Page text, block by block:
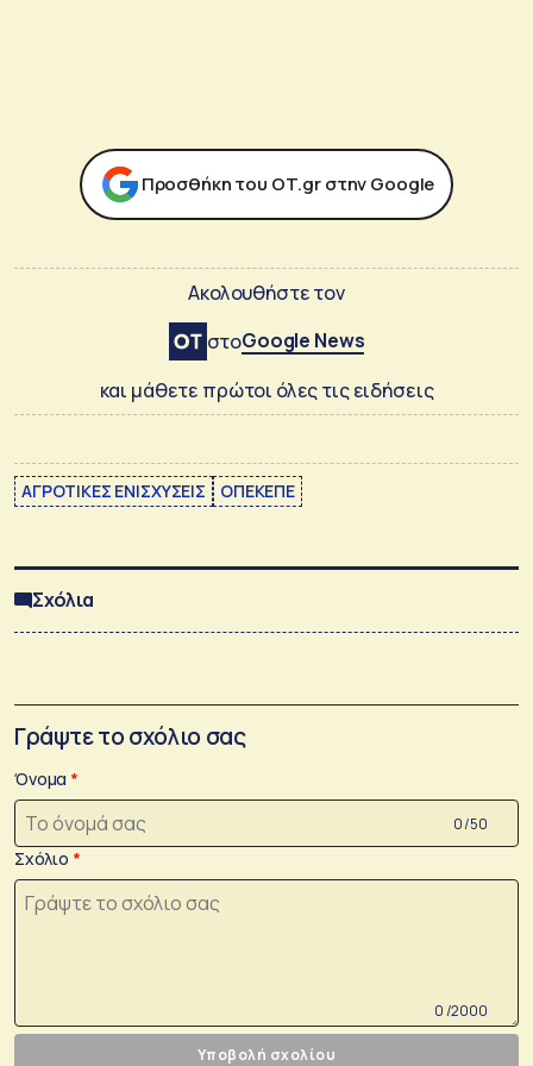
Προσθήκη του ΟΤ.gr στην Google
Ακολουθήστε τον
στοGoogle News
και μάθετε πρώτοι όλες τις ειδήσεις
ΑΓΡΟΤΙΚΕΣ ΕΝΙΣΧΥΣΕΙΣ ΟΠΕΚΕΠΕ
Σχόλια
Γράψτε το σχόλιο σας
Όνομα
0 /50
Σχόλιο
0 /2000
Υποβολή σχολίου